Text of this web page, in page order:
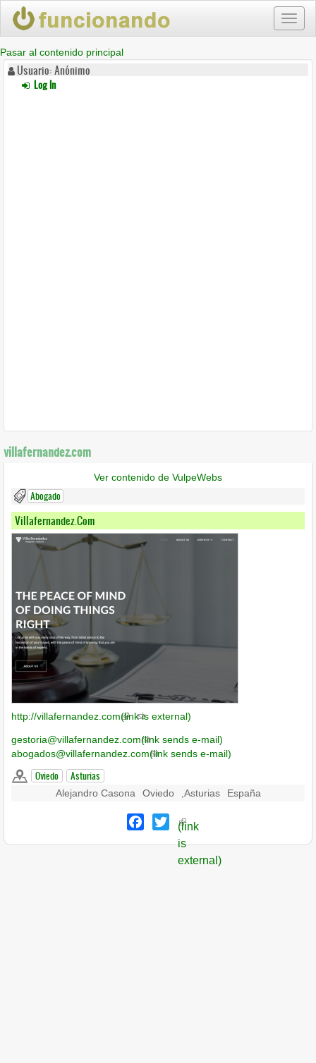
Pasar al contenido principal
Usuario: Anónimo
Log In
villafernandez.com
Ver contenido de VulpeWebs
Abogado
Villafernandez.com
http://villafernandez.com(link is external)
gestoria@villafernandez.com(link sends e-mail)
abogados@villafernandez.com(link sends e-mail)
Oviedo Asturias
Alejandro Casona Oviedo Asturias España
Facebook
Twitter
(link
is
external)